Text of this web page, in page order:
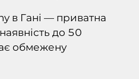
в Гані — приватна
до 50
обмежену